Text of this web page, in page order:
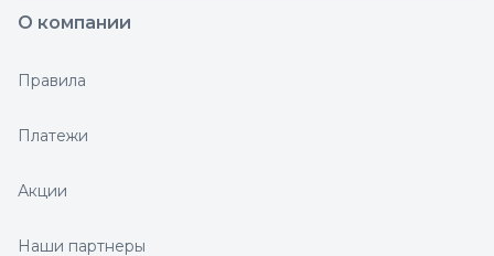
О компании
Правила
Платежи
Акции
Наши партнеры